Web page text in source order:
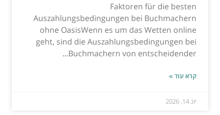
Faktoren für die besten
Auszahlungsbedingungen bei Buchmachern
ohne OasisWenn es um das Wetten online
geht, sind die Auszahlungsbedingungen bei
Buchmachern von entscheidender...
קרא עוד »
יונ 14, 2026